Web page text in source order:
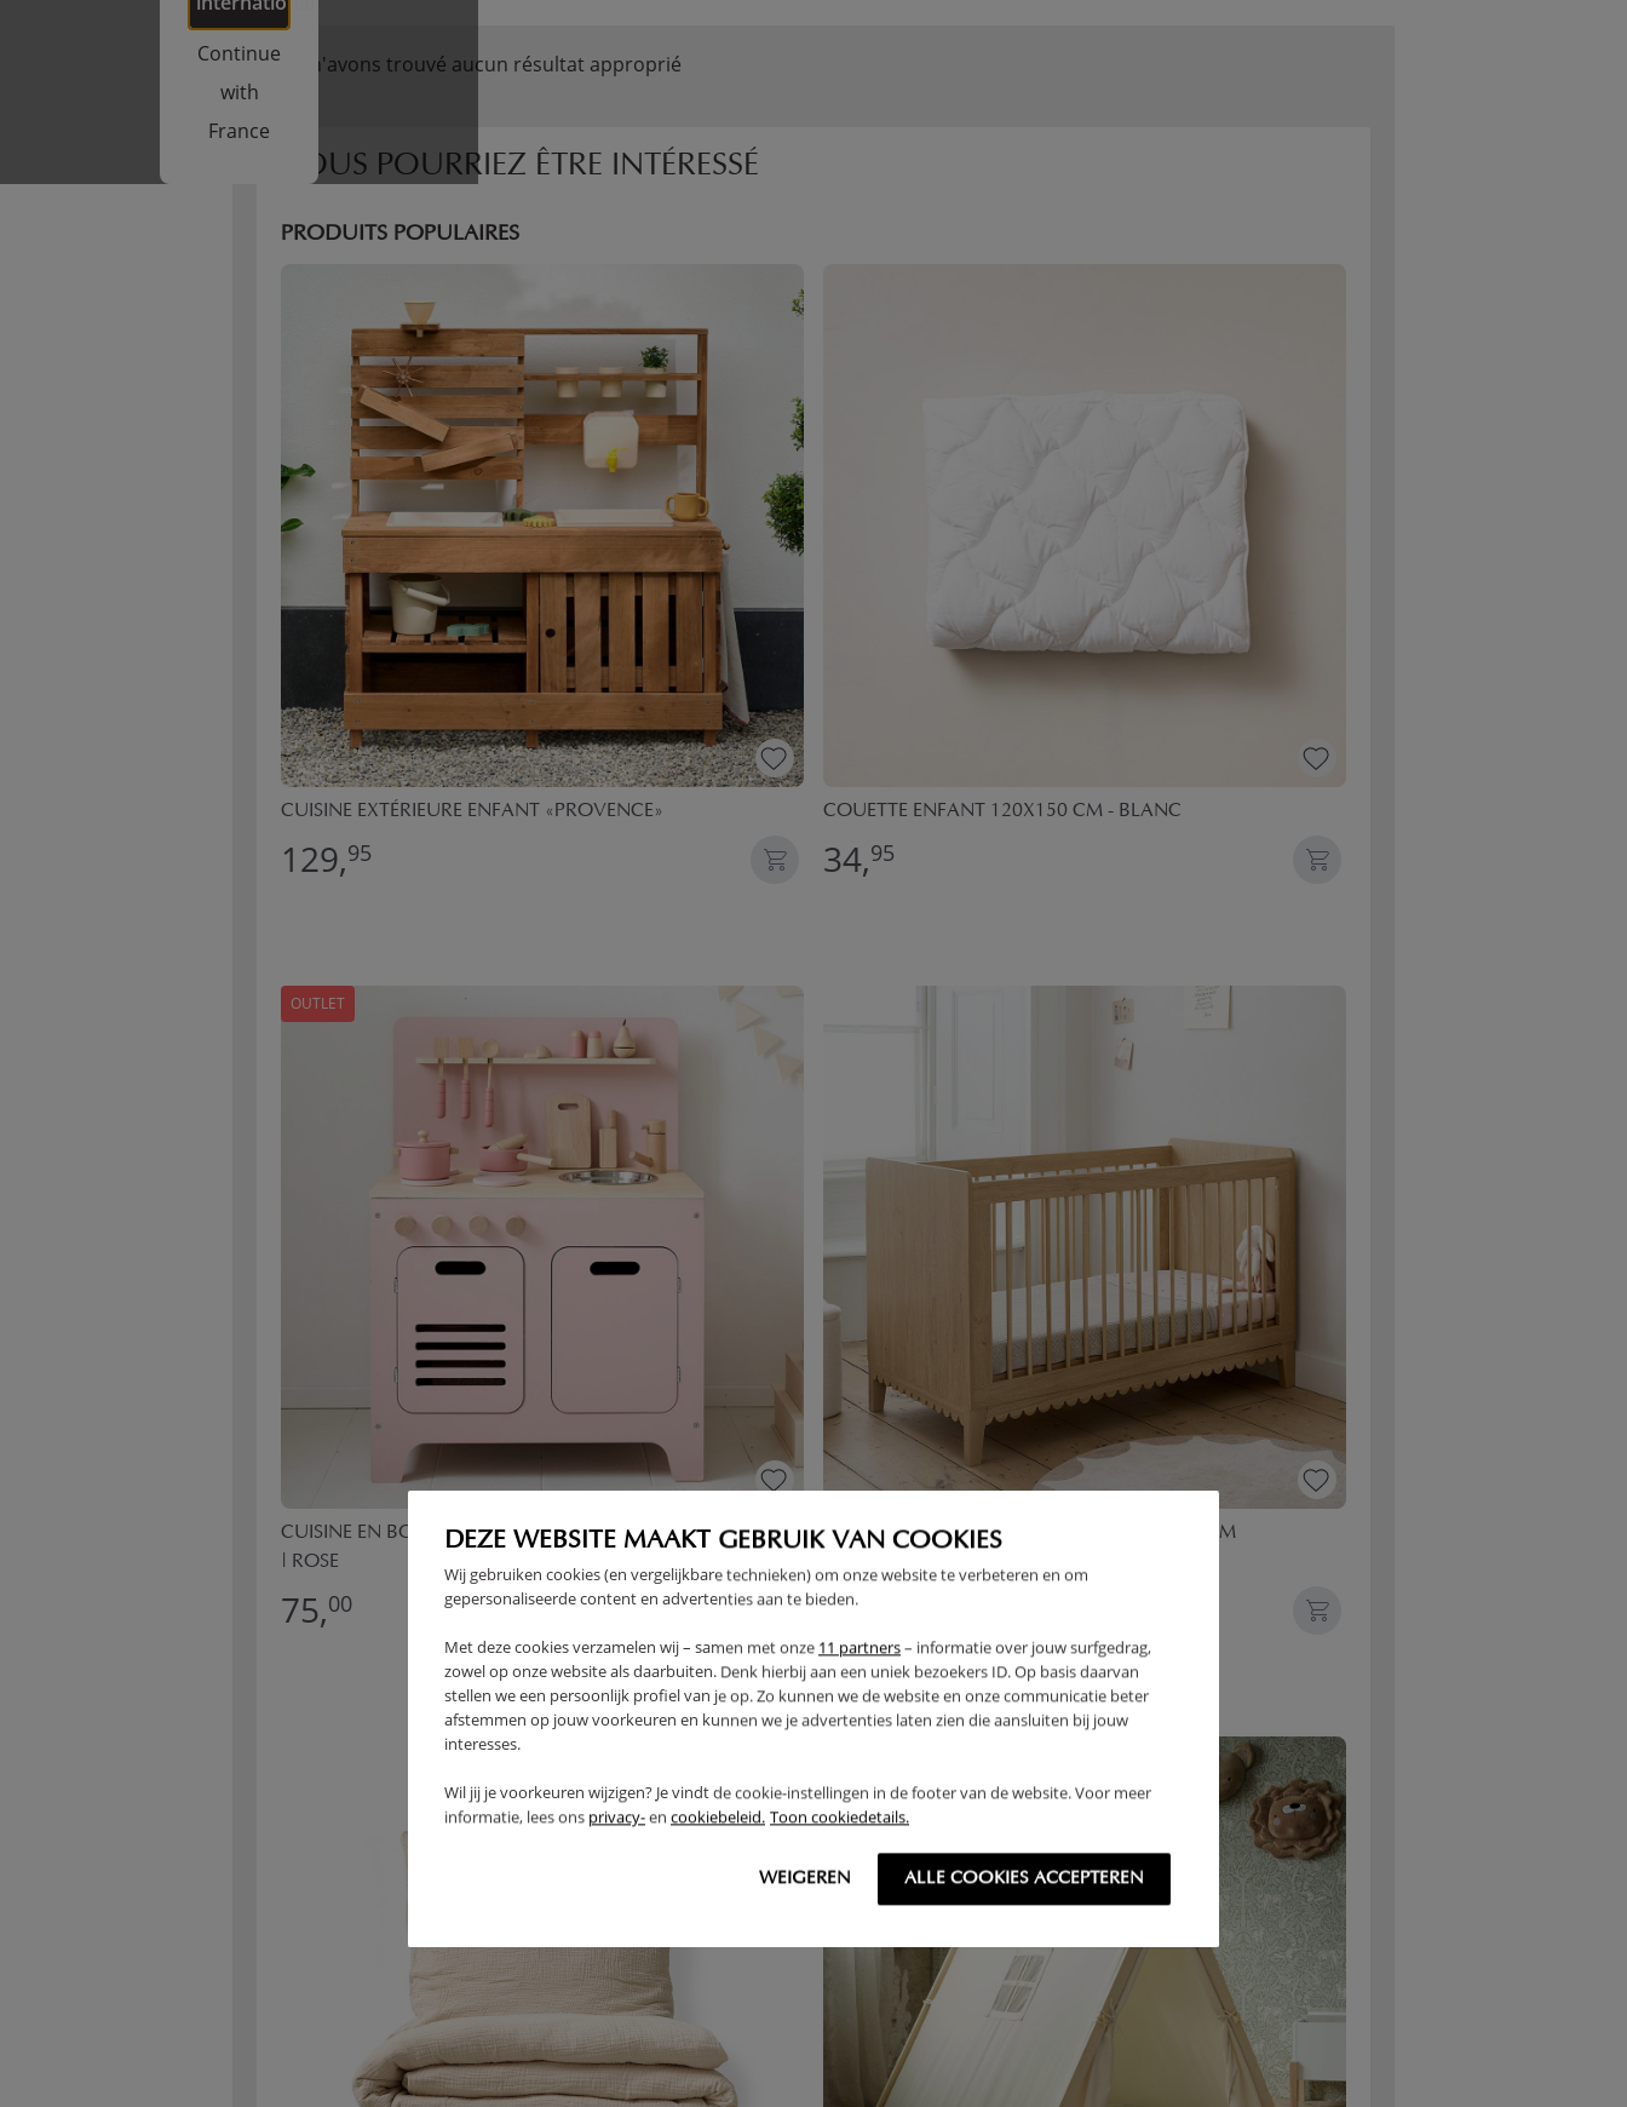
DEZE WEBSITE MAAKT GEBRUIK VAN COOKIES
Wij gebruiken cookies (en vergelijkbare technieken) om onze website te verbeteren en om
gepersonaliseerde content en advertenties aan te bieden.
Met deze cookies verzamelen wij – samen met onze 11 partners– informatie over jouw surfgedrag,
zowel op onze website als daarbuiten. Denk hierbij aan een uniek bezoekers ID. Op basis daarvan
stellen we een persoonlijk profiel van je op. Zo kunnen we de website en onze communicatie beter
afstemmen op jouw voorkeuren en kunnen we je advertenties laten zien die aansluiten bij jouw
interesses.
Wil jij je voorkeuren wijzigen? Je vindt de cookie-instellingen in de footer van de website. Voor meer
informatie, lees ons privacy-en cookiebeleid. Toon cookiedetails.
WEIGEREN ALLE COOKIES ACCEPTEREN
Continue
with
France
Nous n'avons trouvé aucun résultat approprié
VOUS POURRIEZ ÊTRE INTÉRESSÉ
PRODUITS POPULAIRES
CUISINE EXTÉRIEURE ENFANT «PROVENCE»
129,95
COUETTE ENFANT 120X150 CM - BLANC
34,95
OUTLET
CUISINE EN BOIS ENFANT «ROSE» | AVEC 13 ACCESSOIRES
| ROSE
75,00
LIT BÉBÉ ÉVOLUTIF «CANNELLE» | 70 X 140 CM
399,